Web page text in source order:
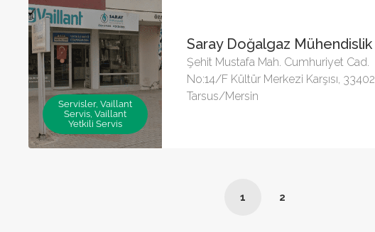
Servisler, Vaillant
Servis, Vaillant
Yetkili Servis
Saray Doğalgaz Mühendislik
Şehit Mustafa Mah. Cumhuriyet Cad.
No:14/F Kültür Merkezi Karşısı, 33402
Tarsus/Mersin
1 2